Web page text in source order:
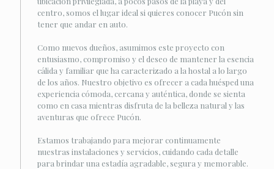
centro, somos el lugar ideal si quieres conocer Pucón sin
tener que andar en auto.
Como nuevos dueños, asumimos este proyecto con
entusiasmo, compromiso y el deseo de mantener la esencia
cálida y familiar que ha caracterizado a la hostal a lo largo
de los años. Nuestro objetivo es ofrecer a cada huésped una
experiencia cómoda, cercana y auténtica, donde se sienta
como en casa mientras disfruta de la belleza natural y las
aventuras que ofrece Pucón.
Estamos trabajando para mejorar continuamente
nuestras instalaciones y servicios, cuidando cada detalle
para brindar una estadía agradable, segura y memorable.